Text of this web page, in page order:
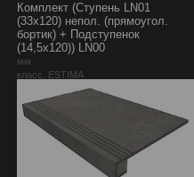
Комплект (Ступень LN01
(33x120) непол. (прямоугол.
бортик) + Подступенок
(14,5x120)) LN00
мм
класс, ESTIMA